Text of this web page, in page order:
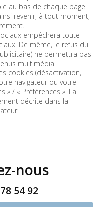
au bas de chaque page
revenir, à tout moment,
empêchera toute
De même, le refus du
ne permettra pas
multimédia.
cookies (désactivation,
navigateur ou votre
» / « Préférences ». La
décrite dans la
nous
54 92